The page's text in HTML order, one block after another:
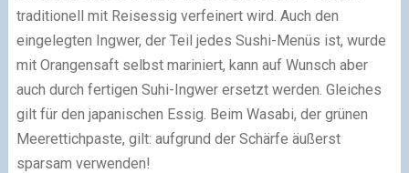
traditionell mit Reisessig verfeinert wird. Auch den
eingelegten Ingwer, der Teil jedes Sushi-Menüs ist, wurde
mit Orangensaft selbst mariniert, kann auf Wunsch aber
auch durch fertigen Suhi-Ingwer ersetzt werden. Gleiches
gilt für den japanischen Essig. Beim Wasabi, der grünen
Meerettichpaste, gilt: aufgrund der Schärfe äußerst
sparsam verwenden!